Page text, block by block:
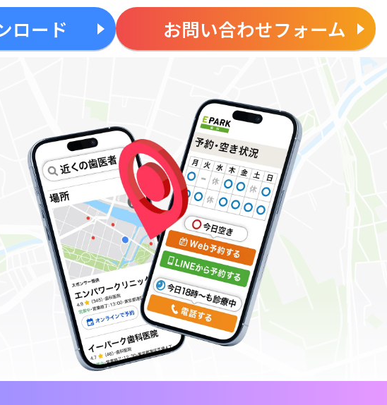
ロード お問い合わせフォーム